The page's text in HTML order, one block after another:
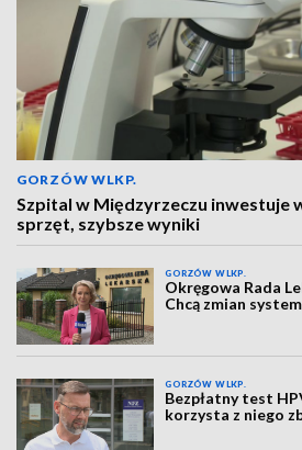
GORZÓW WLKP.
Szpital w Międzyrzeczu inwestuje
sprzęt, szybsze wyniki
GORZÓW WLKP.
Okręgowa Rada
Chcą zmian
GORZÓW WLKP.
Bezpłatny test
korzysta z niego